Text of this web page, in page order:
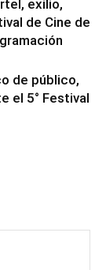
exilio,
de Cine de
de público,
el 5° Festival